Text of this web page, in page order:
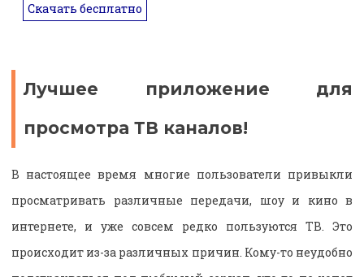
Скачать бесплатно
Лучшее приложение для
просмотра ТВ каналов!
В настоящее время многие пользователи привыкли
просматривать различные передачи, шоу и кино в
интернете, и уже совсем редко пользуются ТВ. Это
происходит из-за различных причин. Кому-то неудобно